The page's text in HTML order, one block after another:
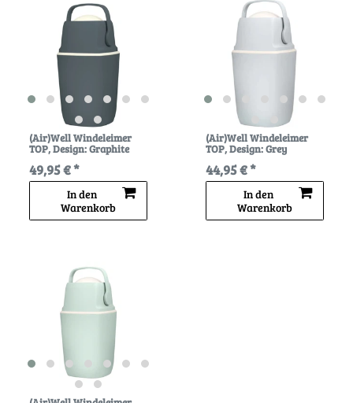
(Air)Well Windeleimer
TOP, Design: Graphite
49,95 € *
In den
Warenkorb
(Air)Well Windeleimer
TOP, Design: Grey
44,95 € *
In den
Warenkorb